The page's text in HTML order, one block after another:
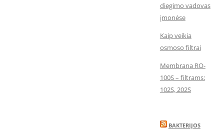
diegimo vadovas
įmonėse
Kaip veikia
osmoso filtrai
Membrana RO-
100S – filtrams:
102S, 202S
BAKTERIJOS